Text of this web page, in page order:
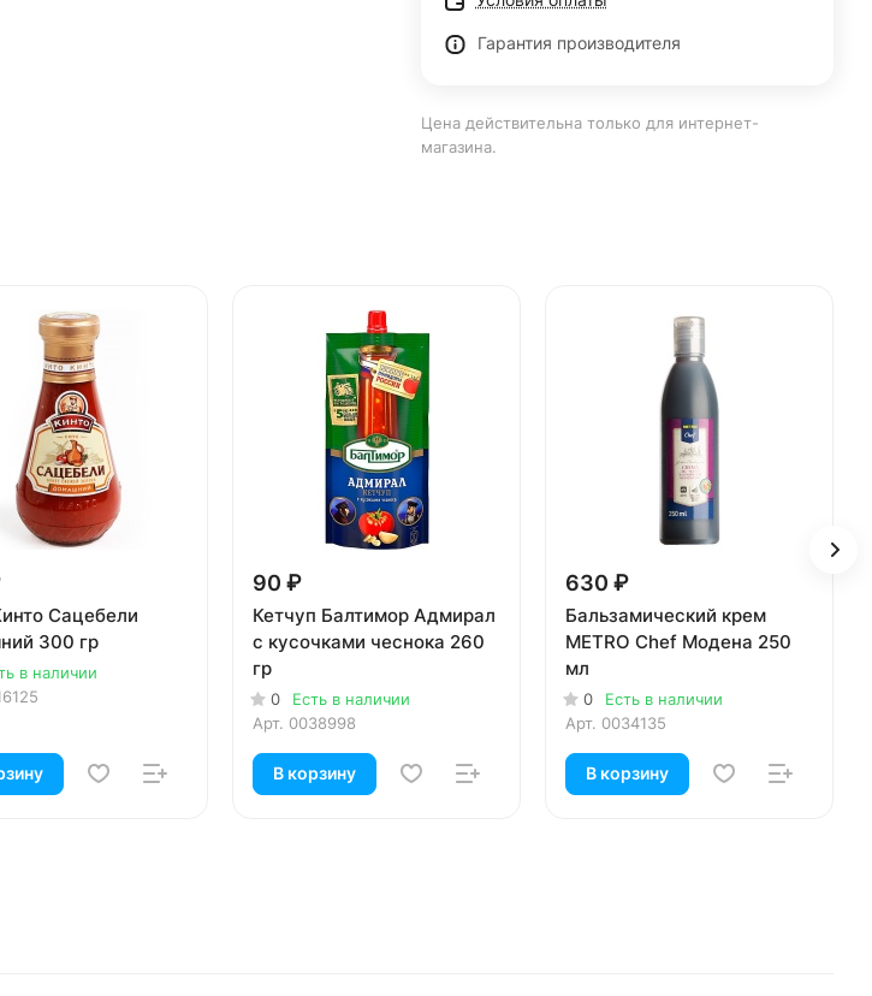
Гарантия производителя
Цена действительна только для интернет-
магазина.
Сацебели
300 гр
в наличии
90 ₽
Кетчуп Балтимор Адмирал
с кусочками чеснока 260
гр
0
Есть в наличии
Арт. 0038998
В корзину
630 ₽
Бальзамический крем
METRO Chef Модена 250
мл
0
Есть в наличии
Арт. 0034135
В корзину